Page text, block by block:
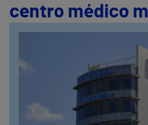
centro médico